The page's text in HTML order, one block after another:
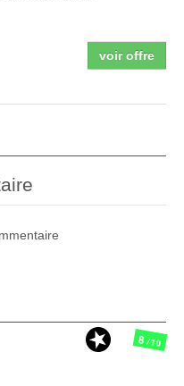
voir offre
8/10